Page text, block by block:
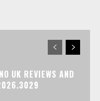
UK REVIEWS AND